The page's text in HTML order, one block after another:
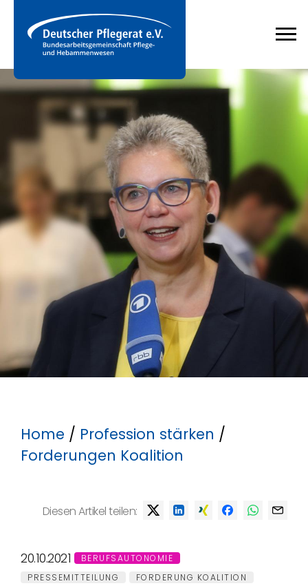
Home / Profession stärken /
Forderungen Koalition
Diesen Artikel teilen:
20.10.2021
BERUFSAUTONOMIE
PRESSEMITTEILUNG
FORDERUNG KOALITION